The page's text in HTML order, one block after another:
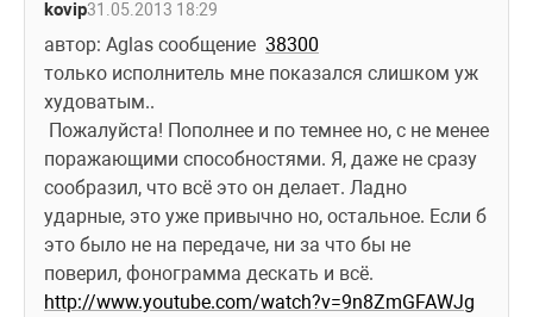
kovip31.05.2013 18:29
автор: Aglas сообщение 38300
только исполнитель мне показался слишком уж
худоватым..
поражающими способностями. Я, даже не сразу
сообразил, что всё это он делает. Ладно
ударные, это уже привычно но, остальное. Если б
это было не на передаче, ни за что бы не
http://www.youtube.com/watch?v=9n8ZmGFAWJg